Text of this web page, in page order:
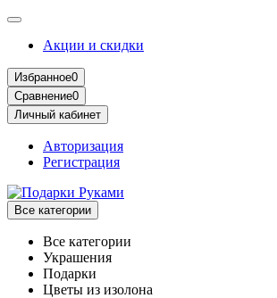
Акции и скидки
Избранное0
Сравнение0
Личный кабинет
Авторизация
Регистрация
Все категории
Все категории
Украшения
Подарки
Цветы из изолона